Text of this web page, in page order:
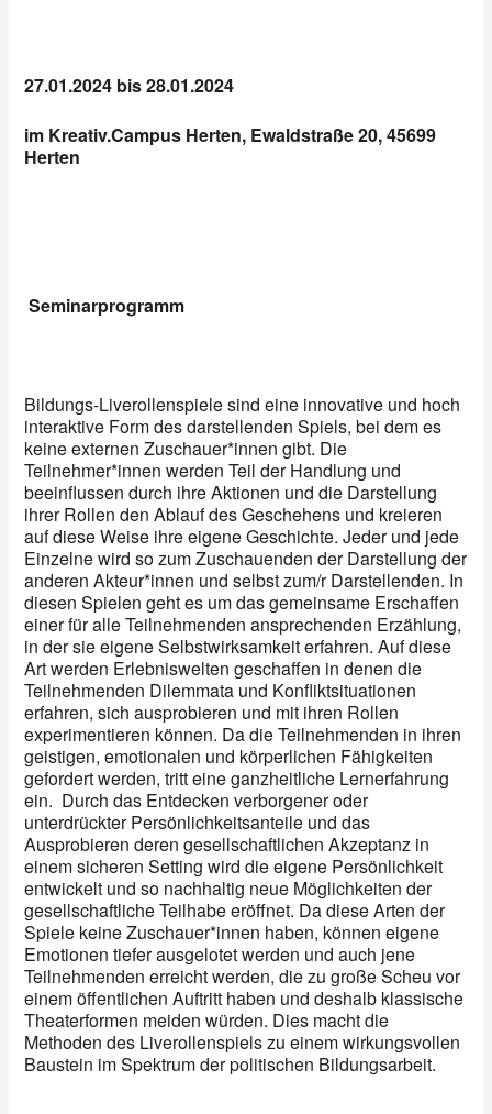
27.01.2024 bis 28.01.2024
im Kreativ.Campus Herten, Ewaldstraße 20, 45699
Herten
Seminarprogramm
Bildungs-Liverollenspiele sind eine innovative und hoch
interaktive Form des darstellenden Spiels, bei dem es
keine externen Zuschauer*innen gibt. Die
Teilnehmer*innen werden Teil der Handlung und
beeinflussen durch ihre Aktionen und die Darstellung
ihrer Rollen den Ablauf des Geschehens und kreieren
auf diese Weise ihre eigene Geschichte. Jeder und jede
Einzelne wird so zum Zuschauenden der Darstellung der
anderen Akteur*innen und selbst zum/r Darstellenden. In
diesen Spielen geht es um das gemeinsame Erschaffen
einer für alle Teilnehmenden ansprechenden Erzählung,
in der sie eigene Selbstwirksamkeit erfahren. Auf diese
Art werden Erlebniswelten geschaffen in denen die
Teilnehmenden Dilemmata und Konfliktsituationen
erfahren, sich ausprobieren und mit ihren Rollen
experimentieren können. Da die Teilnehmenden in ihren
geistigen, emotionalen und körperlichen Fähigkeiten
gefordert werden, tritt eine ganzheitliche Lernerfahrung
ein. Durch das Entdecken verborgener oder
unterdrückter Persönlichkeitsanteile und das
Ausprobieren deren gesellschaftlichen Akzeptanz in
einem sicheren Setting wird die eigene Persönlichkeit
entwickelt und so nachhaltig neue Möglichkeiten der
gesellschaftliche Teilhabe eröffnet. Da diese Arten der
Spiele keine Zuschauer*innen haben, können eigene
Emotionen tiefer ausgelotet werden und auch jene
Teilnehmenden erreicht werden, die zu große Scheu vor
einem öffentlichen Auftritt haben und deshalb klassische
Theaterformen meiden würden. Dies macht die
Methoden des Liverollenspiels zu einem wirkungsvollen
Baustein im Spektrum der politischen Bildungsarbeit.